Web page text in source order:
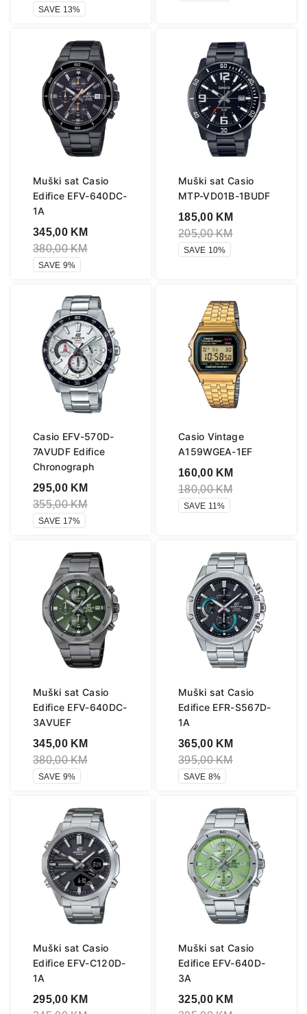
SAVE 13%
Muški sat Casio
Edifice EFV-640DC-
1A
345,00 KM
380,00KM
SAVE 9%
Muški sat Casio
MTP-VD01B-1BUDF
185,00 KM
205,00KM
SAVE 10%
Casio EFV-570D-
7AVUDF Edifice
Chronograph
295,00 KM
355,00KM
SAVE 17%
Casio Vintage
A159WGEA-1EF
160,00 KM
180,00KM
SAVE 11%
Muški sat Casio
Edifice EFV-640DC-
3AVUEF
345,00 KM
380,00KM
SAVE 9%
Muški sat Casio
Edifice EFR-S567D-
1A
365,00 KM
395,00KM
SAVE 8%
Muški sat Casio
Edifice EFV-C120D-
1A
295,00 KM
Muški sat Casio
Edifice EFV-640D-
3A
325,00 KM